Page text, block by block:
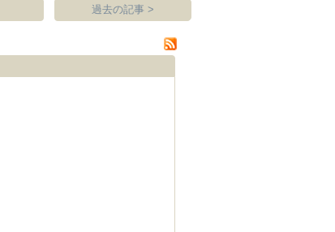
過去の記事 >